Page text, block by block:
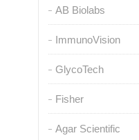
AB Biolabs
ImmunoVision
GlycoTech
Fisher
Agar Scientific